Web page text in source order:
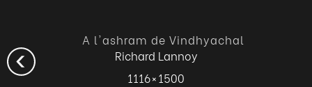
A l'ashram de Vindhyachal
Richard Lannoy
1116 × 1500